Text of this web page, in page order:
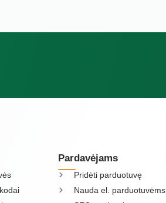
Pardavėjams
Pridėti parduotuvę
Nauda el. parduotuvėms